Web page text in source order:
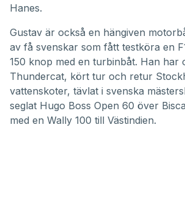
Hanes.
Gustav är också en hängiven
av få svenskar som fått testköra en
150 knop med en turbinbåt. Han har
Thundercat, kört tur och retur
vattenskoter, tävlat i svenska
seglat Hugo Boss Open 60 över
med en Wally 100 till Västindien.